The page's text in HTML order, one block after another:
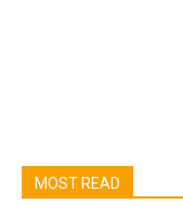
MOST READ